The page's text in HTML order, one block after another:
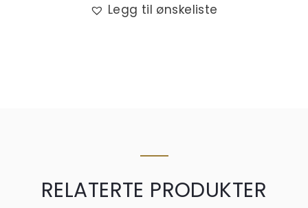
Legg til ønskeliste
RELATERTE PRODUKTER